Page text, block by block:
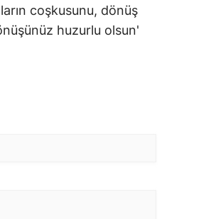
coşkusunu, dönüş
huzurlu olsun'